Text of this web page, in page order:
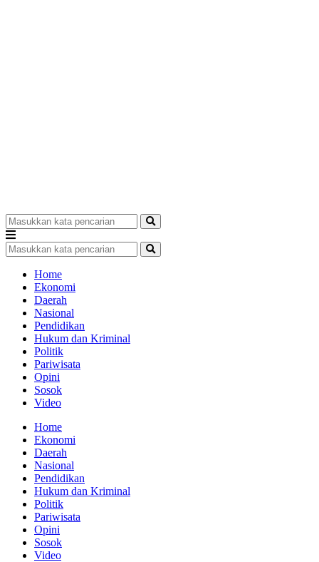
Home
Ekonomi
Daerah
Nasional
Pendidikan
Hukum dan Kriminal
Politik
Pariwisata
Opini
Sosok
Video
Home
Ekonomi
Daerah
Nasional
Pendidikan
Hukum dan Kriminal
Politik
Pariwisata
Opini
Sosok
Video